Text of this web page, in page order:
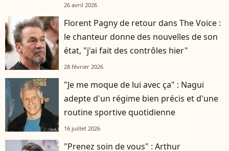
26 avril 2026
Florent Pagny de retour dans The Voice :
le chanteur donne des nouvelles de son
état, "j'ai fait des contrôles hier"
28 février 2026
"Je me moque de lui avec ça" : Nagui
adepte d'un régime bien précis et d'une
routine sportive quotidienne
16 juillet 2026
"Prenez soin de vous" : Arthur